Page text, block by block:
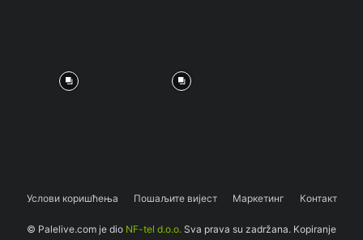
Услови коришћења Пошаљите вијест Маркетинг Контакт
© Palelive.com je dio NF-tel d.o.o. Sva prava su zadržana. Kopiranje